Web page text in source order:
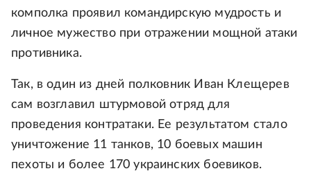
комполка проявил командирскую мудрость и
личное мужество при отражении мощной атаки
противника.
Так, в один из дней полковник Иван Клещерев
сам возглавил штурмовой отряд для
проведения контратаки. Ее результатом стало
уничтожение 11 танков, 10 боевых машин
пехоты и более 170 украинских боевиков.